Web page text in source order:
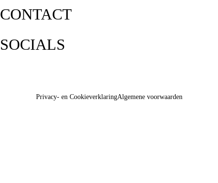
CONTACT
SOCIALS
Privacy- en CookieverklaringAlgemene voorwaarden